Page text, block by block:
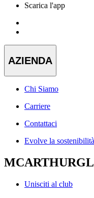
Scarica l'app
AZIENDA
Chi Siamo
Carriere
Contattaci
Evolve la sostenibilità
Unisciti al club